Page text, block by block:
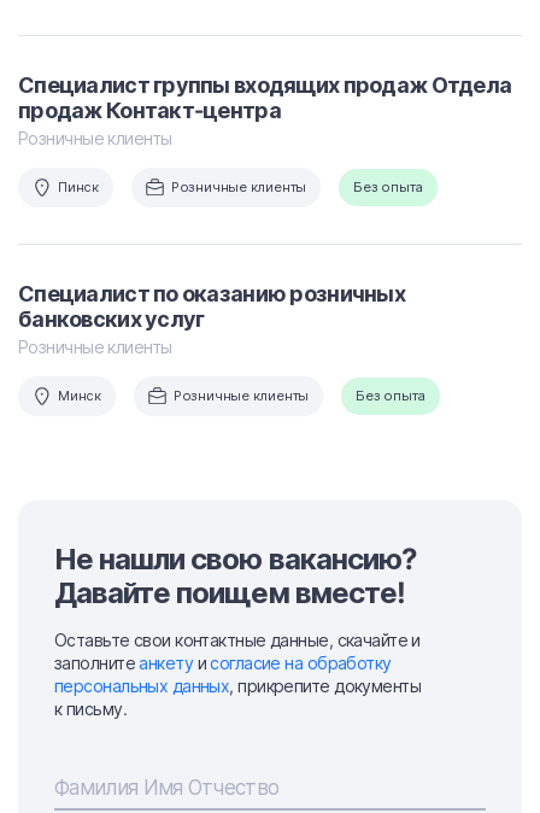
Специалист группы входящих продаж Отдела
продаж Контакт-центра
Розничные клиенты
Пинск Розничные клиенты Без опыта
Специалист по оказанию розничных
банковских услуг
Розничные клиенты
Минск Розничные клиенты Без опыта
Не нашли свою вакансию?
Давайте поищем вместе!
Оставьте свои контактные данные, скачайте и
заполнитеанкетуисогласие на обработку
персональных данных, прикрепите документы
к письму.
Фамилия Имя Отчество